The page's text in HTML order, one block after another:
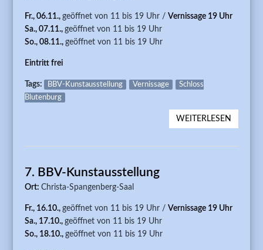
BÄULKE
Fr., 06.11.,geöffnet von 11 bis 19 Uhr /Vernissage 19 Uhr
Sa., 07.11.,geöffnet von 11 bis 19 Uhr
So., 08.11.,geöffnet von 11 bis 19 Uhr
Eintritt frei
Tags: BBV-Kunstausstellung Vernissage
Schloss
Blutenburg
WEITERLESEN
7. BBV-Kunstausstellung
Ort:Christa-Spangenberg-Saal
Fr., 16.10.,geöffnet von 11 bis 19 Uhr /Vernissage 19 Uhr
Sa., 17.10.,geöffnet von 11 bis 19 Uhr
So., 18.10.,geöffnet von 11 bis 19 Uhr